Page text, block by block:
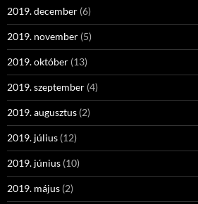
2019. december (6)
2019. november (5)
2019. október (13)
2019. szeptember (4)
2019. augusztus (2)
2019. július (12)
2019. június (10)
2019. május (2)